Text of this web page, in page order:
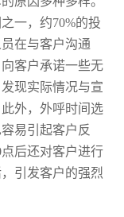
一，约70%的投
在与客户沟通
客户承诺一些无
现实际情况与宣
外，外呼时间选
易引起客户反
后还对客户进行
引发客户的强烈